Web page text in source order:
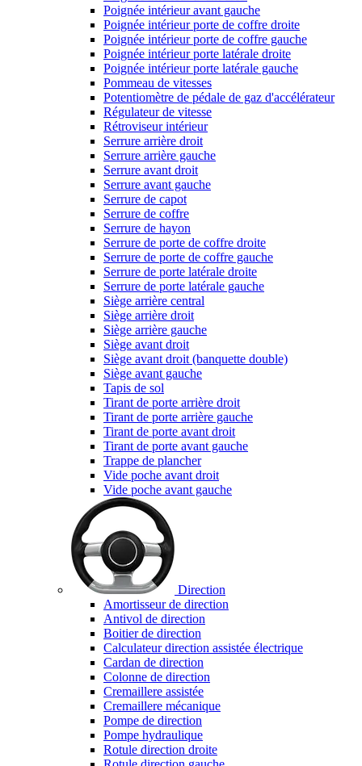
Poignée intérieur avant gauche
Poignée intérieur porte de coffre droite
Poignée intérieur porte de coffre gauche
Poignée intérieur porte latérale droite
Poignée intérieur porte latérale gauche
Pommeau de vitesses
Potentiomètre de pédale de gaz d'accélérateur
Régulateur de vitesse
Rétroviseur intérieur
Serrure arrière droit
Serrure arrière gauche
Serrure avant droit
Serrure avant gauche
Serrure de capot
Serrure de coffre
Serrure de hayon
Serrure de porte de coffre droite
Serrure de porte de coffre gauche
Serrure de porte latérale droite
Serrure de porte latérale gauche
Siège arrière central
Siège arrière droit
Siège arrière gauche
Siège avant droit
Siège avant droit (banquette double)
Siège avant gauche
Tapis de sol
Tirant de porte arrière droit
Tirant de porte arrière gauche
Tirant de porte avant droit
Tirant de porte avant gauche
Trappe de plancher
Vide poche avant droit
Vide poche avant gauche
Direction
Amortisseur de direction
Antivol de direction
Boitier de direction
Calculateur direction assistée électrique
Cardan de direction
Colonne de direction
Cremaillere assistée
Cremaillere mécanique
Pompe de direction
Pompe hydraulique
Rotule direction droite